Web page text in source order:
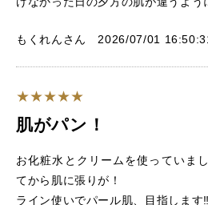
もくれんさん 2026/07/01
肌がパン！
お化粧水とクリームを使っていま
てから肌に張りが！
ライン使いでパール肌、目指します‼︎